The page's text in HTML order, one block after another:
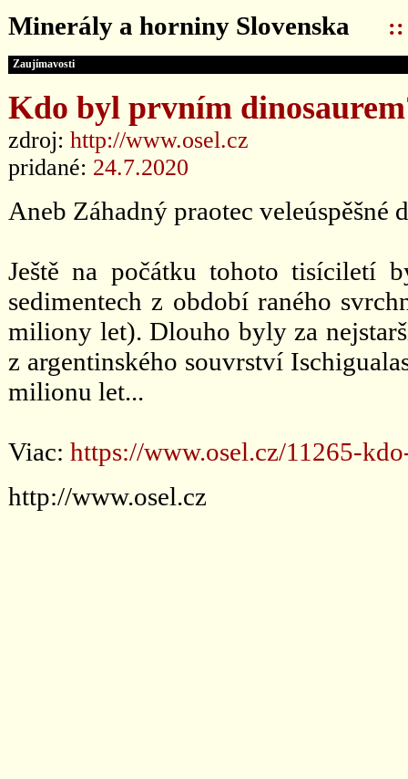
Minerály a horniny Slovenska ::
Zaujímavosti
Kdo byl prvním
zdroj: http://www.osel.cz
pridané: 24.7.2020
Aneb Záhadný praotec veleúspěšné
Ještě na počátku tohoto tisíciletí
sedimentech z období raného
miliony let). Dlouho byly za
z argentinského souvrství
milionu let...
Viac: https://www.osel.cz/11265-
http://www.osel.cz